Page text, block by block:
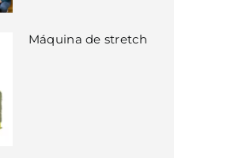
Máquina de stretch